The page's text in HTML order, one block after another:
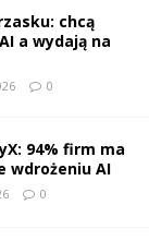
chcą
a wydają na
0
94% firm ma
wdrożeniu AI
0